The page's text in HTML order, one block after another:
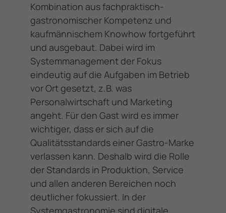
Kombination aus fachpraktisch-
gastronomischer Kompetenz und
kaufmännischem Knowhow fortgeführt
und ausgebaut. Dabei wird im
Systemmanagement der Fokus
eindeutig auf die Aufgaben im Betrieb
vor Ort gesetzt, z.B. was
Personalwirtschaft und Marketing
angeht. Für den Gast wird es immer
wichtiger, dass er sich auf die
Qualitätsstandards einer Gastro-Marke
verlassen kann. Deshalb wird die Rolle
der Standards in Produktion, Service
und allen anderen Bereichen noch
deutlicher fokussiert. In der